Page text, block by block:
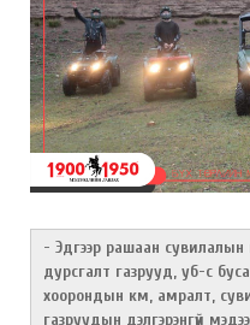
- Эдгээр рашаан
дурсгалт газрууд, уб-с
хоорондын км, амралт,
газруудын дэлгэрэнгүй